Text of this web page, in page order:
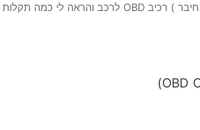
חיבר ) רכיב OBD לרכב והראה לי כמה תקלות ומחקתי אותם באפלקציה,